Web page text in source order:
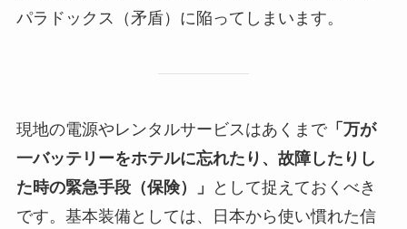
パラドックス（矛盾）に陥ってしまいます。
現地の電源やレンタルサービスはあくまで「万が
一バッテリーをホテルに忘れたり、故障したりし
た時の緊急手段（保険）」
として捉えておくべき
です。基本装備としては、日本から使い慣れた信